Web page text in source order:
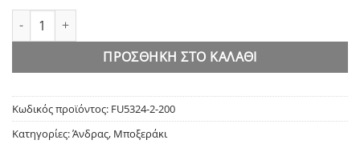
Fila Boxer In White Box Men's Boxer Underwear ποσότητα
ΠΡΟΣΘΉΚΗ ΣΤΟ ΚΑΛΆΘΙ
Κωδικός προϊόντος: FU5324-2-200
Κατηγορίες:Άνδρας, Μποξεράκι